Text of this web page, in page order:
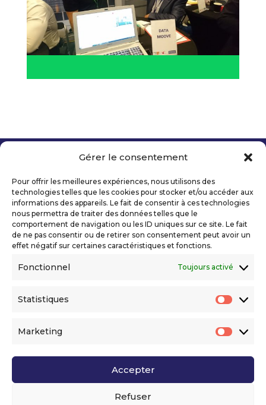
Gérer le consentement
Pour offrir les meilleures expériences, nous utilisons des
technologies telles que les cookies pour stocker et/ou accéder aux
informations des appareils. Le fait de consentir à ces technologies
nous permettra de traiter des données telles que le
comportement de navigation ou les ID uniques sur ce site. Le fait
de ne pas consentir ou de retirer son consentement peut avoir un
effet négatif sur certaines caractéristiques et fonctions.
Fonctionnel Toujours activé
Statistiques
Marketing
Accepter
Refuser
Mentions légales
Politique de confidentialité
Déclaration d’accessibilité numérique
Ils nous soutiennent
Voir l’ensemble de nos partenaires